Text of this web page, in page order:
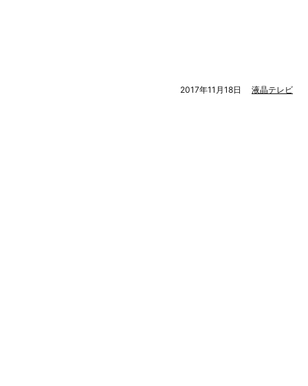
2017年11月18日 液晶テレビ